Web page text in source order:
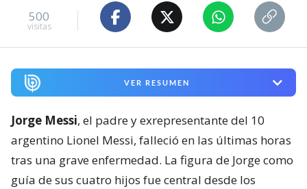
500
visitas
VER RESUMEN
Jorge Messi, el padre y exrepresentante del 10
argentino Lionel Messi, falleció en las últimas horas
tras una grave enfermedad. La figura de Jorge como
guía de sus cuatro hijos fue central desde los